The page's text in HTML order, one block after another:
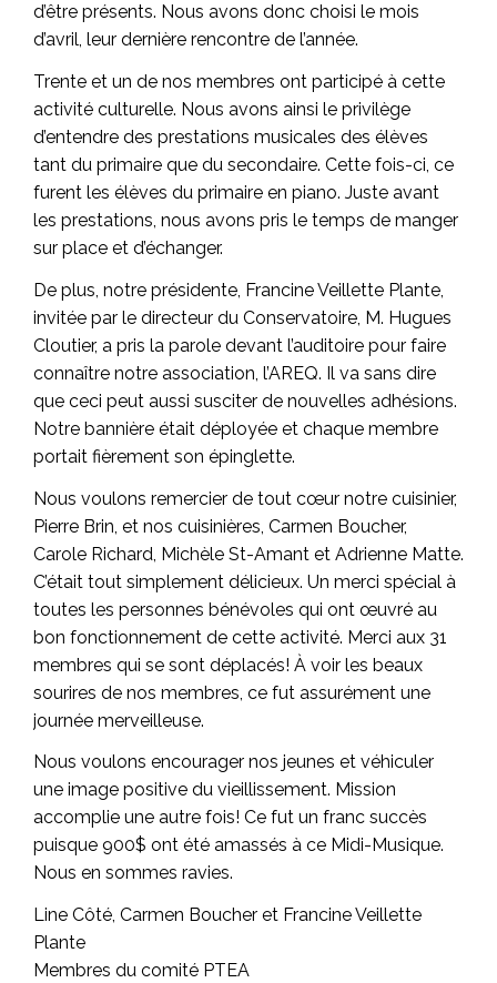
d’être présents. Nous avons donc choisi le mois
d’avril, leur dernière rencontre de l’année.
Trente et un de nos membres ont participé à cette
activité culturelle. Nous avons ainsi le privilège
d’entendre des prestations musicales des élèves
tant du primaire que du secondaire. Cette fois-ci, ce
furent les élèves du primaire en piano. Juste avant
les prestations, nous avons pris le temps de manger
sur place et d’échanger.
De plus, notre présidente, Francine Veillette Plante,
invitée par le directeur du Conservatoire, M. Hugues
Cloutier, a pris la parole devant l’auditoire pour faire
connaître notre association, l’AREQ. Il va sans dire
que ceci peut aussi susciter de nouvelles adhésions.
Notre bannière était déployée et chaque membre
portait fièrement son épinglette.
Nous voulons remercier de tout cœur notre cuisinier,
Pierre Brin, et nos cuisinières, Carmen Boucher,
Carole Richard, Michèle St-Amant et Adrienne Matte.
C’était tout simplement délicieux. Un merci spécial à
toutes les personnes bénévoles qui ont œuvré au
bon fonctionnement de cette activité. Merci aux 31
membres qui se sont déplacés! À voir les beaux
sourires de nos membres, ce fut assurément une
journée merveilleuse.
Nous voulons encourager nos jeunes et véhiculer
une image positive du vieillissement. Mission
accomplie une autre fois! Ce fut un franc succès
puisque 900$ ont été amassés à ce Midi-Musique.
Nous en sommes ravies.
Line Côté, Carmen Boucher et Francine Veillette
Plante
Membres du comité PTEA